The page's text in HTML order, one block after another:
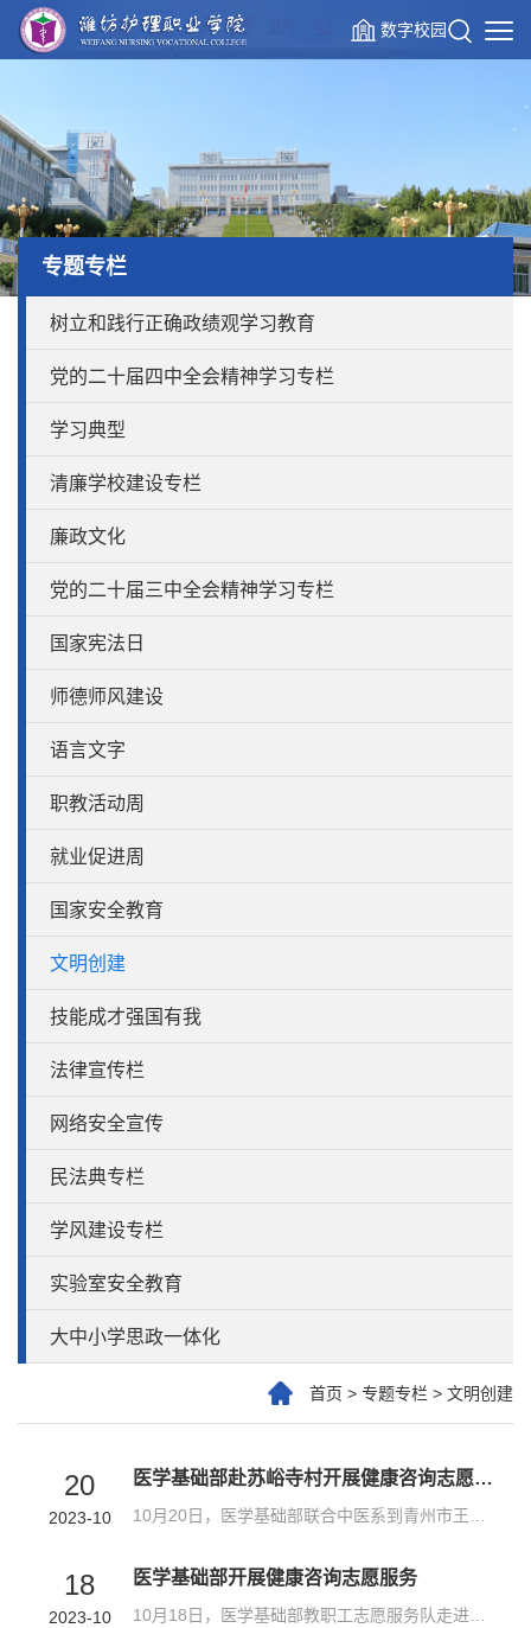
数字校园
专题专栏
树立和践行正确政绩观学习教育
党的二十届四中全会精神学习专栏
学习典型
清廉学校建设专栏
廉政文化
党的二十届三中全会精神学习专栏
国家宪法日
师德师风建设
语言文字
职教活动周
就业促进周
国家安全教育
文明创建
技能成才强国有我
法律宣传栏
网络安全宣传
民法典专栏
学风建设专栏
实验室安全教育
大中小学思政一体化
首页 > 专题专栏 > 文明创建
20
2023-10
医学基础部赴苏峪寺村开展健康咨询志愿服务活动
18
2023-10
医学基础部开展健康咨询志愿服务